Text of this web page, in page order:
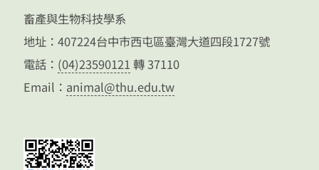
畜產與生物科技學系
地址：407224台中市西屯區臺灣大道四段1727號
電話： (04)23590121 轉 37110
Email： animal@thu.edu.tw